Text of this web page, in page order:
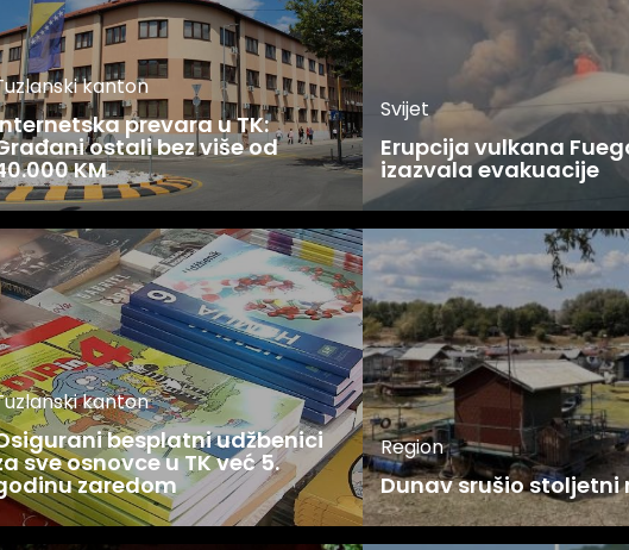
kanton
prevara u TK:
ostali bez više od
KM
kanton
besplatni udžbenici
sve osnovce u TK već 5.
zaredom
Svijet
Erupcija vulkana
izazvala evakuacije
Region
Dunav srušio stoljetni